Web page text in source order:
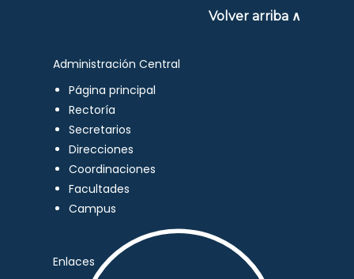
Volver arriba ∧
Administración Central
Página principal
Rectoría
Secretarios
Direcciones
Coordinaciones
Facultades
Campus
Enlaces